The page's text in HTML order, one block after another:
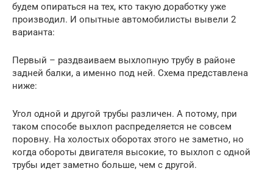
будем опираться на тех, кто такую доработку уже
производил. И опытные автомобилисты вывели 2
варианта:
Первый – раздваиваем выхлопную трубу в районе
задней балки, а именно под ней. Схема представлена
ниже:
Угол одной и другой трубы различен. А потому, при
таком способе выхлоп распределяется не совсем
поровну. На холостых оборотах этого не заметно, но
когда обороты двигателя высокие, то выхлоп с одной
трубы идет заметно больше, чем с другой.